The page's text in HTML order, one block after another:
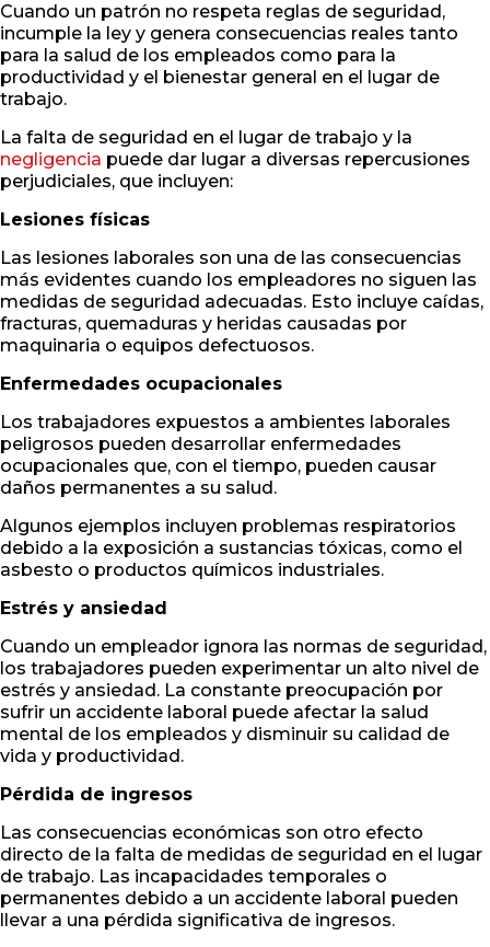
Cuando un patrón no respeta reglas de seguridad,
incumple la ley y genera consecuencias reales tanto
para la salud de los empleados como para la
productividad y el bienestar general en el lugar de
trabajo.
La falta de seguridad en el lugar de trabajo y la
negligencia puede dar lugar a diversas repercusiones
perjudiciales, que incluyen:
Lesiones físicas
Las lesiones laborales son una de las consecuencias
más evidentes cuando los empleadores no siguen las
medidas de seguridad adecuadas. Esto incluye caídas,
fracturas, quemaduras y heridas causadas por
maquinaria o equipos defectuosos.
Enfermedades ocupacionales
Los trabajadores expuestos a ambientes laborales
peligrosos pueden desarrollar enfermedades
ocupacionales que, con el tiempo, pueden causar
daños permanentes a su salud.
Algunos ejemplos incluyen problemas respiratorios
debido a la exposición a sustancias tóxicas, como el
asbesto o productos químicos industriales.
Estrés y ansiedad
Cuando un empleador ignora las normas de seguridad,
los trabajadores pueden experimentar un alto nivel de
estrés y ansiedad. La constante preocupación por
sufrir un accidente laboral puede afectar la salud
mental de los empleados y disminuir su calidad de
vida y productividad.
Pérdida de ingresos
Las consecuencias económicas son otro efecto
directo de la falta de medidas de seguridad en el lugar
de trabajo. Las incapacidades temporales o
permanentes debido a un accidente laboral pueden
llevar a una pérdida significativa de ingresos.